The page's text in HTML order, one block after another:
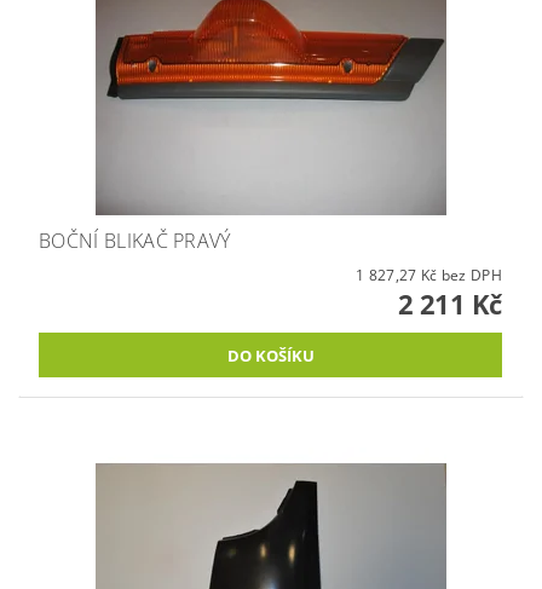
BOČNÍ BLIKAČ PRAVÝ
1 827,27 Kč bez DPH
2 211 Kč